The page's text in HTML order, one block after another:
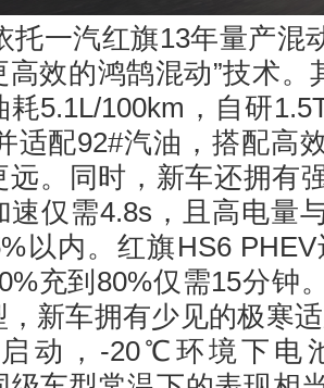
红旗13年量产混动
高效的鸿鹄混动”技术。
耗5.1L/100km，自研
适配92#汽油，搭配高
远。同时，新车还拥有
速仅需4.8s，且高电量
以内。红旗HS6
充到80%仅需15分钟
，新车拥有少见的极寒
动，-20℃环境下电